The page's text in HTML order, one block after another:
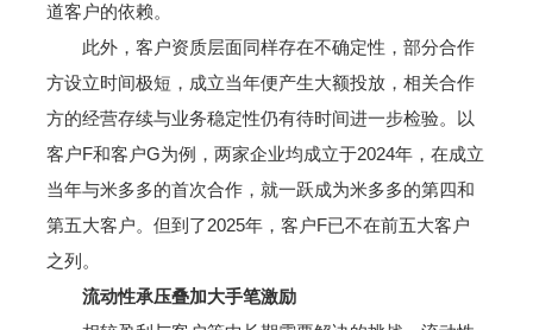
道客户的依赖。
此外，客户资质层面同样存在不确定性，部分合作
方设立时间极短，成立当年便产生大额投放，相关合作
方的经营存续与业务稳定性仍有待时间进一步检验。以
客户F和客户G为例，两家企业均成立于2024年，在成立
当年与米多多的首次合作，就一跃成为米多多的第四和
第五大客户。但到了2025年，客户F已不在前五大客户
之列。
流动性承压叠加大手笔激励